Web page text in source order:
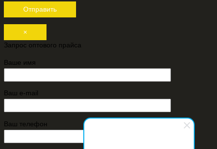
×
Запрос оптового прайса
Ваше имя
Ваш e-mail
Ваш телефон